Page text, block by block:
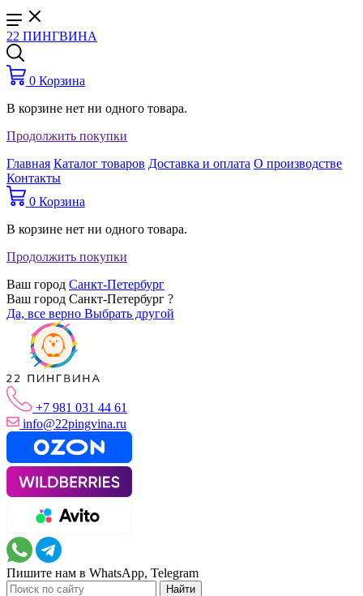
22 ПИНГВИНА
0 Корзина
В корзине нет ни одного товара.
Продолжить покупки
Главная Каталог товаров Доставка и оплата О производстве
Контакты
0 Корзина
В корзине нет ни одного товара.
Продолжить покупки
Ваш город Санкт-Петербург
Ваш город Санкт-Петербург ?
Да, все верно Выбрать другой
+7 981 031 44 61
info@22pingvina.ru
Пишите нам в WhatsApp, Telegram